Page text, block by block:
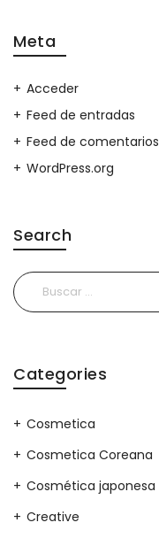
Meta
Acceder
Feed de entradas
Feed de comentarios
WordPress.org
Search
Buscar:
Categories
Cosmetica
Cosmetica Coreana
Cosmética japonesa
Creative